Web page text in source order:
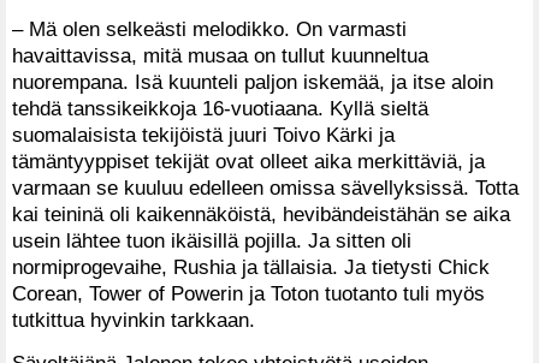
– Mä olen selkeästi melodikko. On varmasti
havaittavissa, mitä musaa on tullut kuunneltua
nuorempana. Isä kuunteli paljon iskemää, ja itse aloin
tehdä tanssikeikkoja 16-vuotiaana. Kyllä sieltä
suomalaisista tekijöistä juuri Toivo Kärki ja
tämäntyyppiset tekijät ovat olleet aika merkittäviä, ja
varmaan se kuuluu edelleen omissa sävellyksissä. Totta
kai teininä oli kaikennäköistä, hevibändeistähän se aika
usein lähtee tuon ikäisillä pojilla. Ja sitten oli
normiprogevaihe, Rushia ja tällaisia. Ja tietysti Chick
Corean, Tower of Powerin ja Toton tuotanto tuli myös
tutkittua hyvinkin tarkkaan.